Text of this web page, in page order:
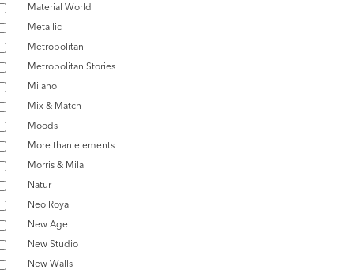
Material World
Metallic
Metropolitan
Metropolitan Stories
Milano
Mix & Match
Moods
More than elements
Morris & Mila
Natur
Neo Royal
New Age
New Studio
New Walls